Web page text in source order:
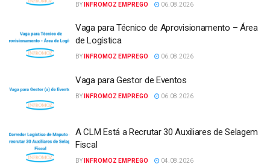
BY INFROMOZ EMPREGO 06.08.2026
Vaga para Técnico de Aprovisionamento – Área
de Logística
BY INFROMOZ EMPREGO 06.08.2026
Vaga para Gestor de Eventos
BY INFROMOZ EMPREGO 06.08.2026
A CLM Está a Recrutar 30 Auxiliares de Selagem
Fiscal
BY INFROMOZ EMPREGO 04.08.2026